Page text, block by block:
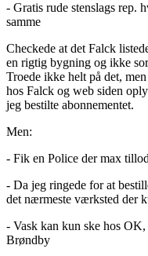
- Gratis rude stenslags rep.
samme
Checkede at det Falck
en rigtig bygning og ikke
Troede ikke helt på det,
hos Falck og web siden
jeg bestilte abonnementet.
Men:
- Fik en Police der max
- Da jeg ringede for at
det nærmeste værksted der
- Vask kan kun ske hos
Brøndby